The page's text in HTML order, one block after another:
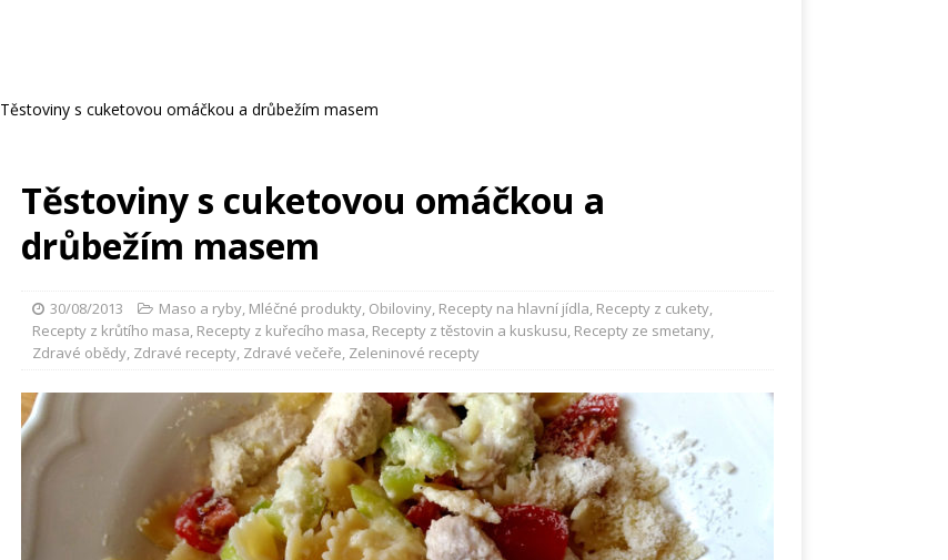
Těstoviny s cuketovou omáčkou a drůbežím masem
Těstoviny s cuketovou omáčkou a
drůbežím masem
30/08/2013 Maso a ryby, Mléčné produkty, Obiloviny, Recepty na hlavní jídla, Recepty z cukety,
Recepty z krůtího masa, Recepty z kuřecího masa, Recepty z těstovin a kuskusu, Recepty ze smetany,
Zdravé obědy, Zdravé recepty, Zdravé večeře, Zeleninové recepty